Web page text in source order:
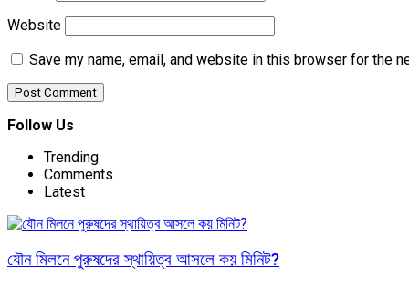
Website
Save my name, email, and website in this browser for the
Follow Us
Trending
Comments
Latest
যৌন মিলনে পুরুষদের স্থায়িত্ব আসলে কয় মিনিট?